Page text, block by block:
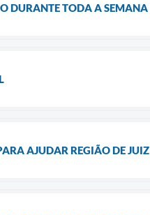
DURANTE TODA A
AJUDAR REGIÃO DE